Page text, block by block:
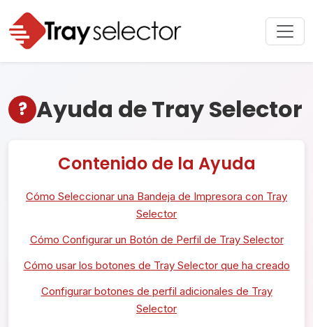
? Ayuda de Tray Selector
Contenido de la Ayuda
Cómo Seleccionar una Bandeja de Impresora con Tray
Selector
Cómo Configurar un Botón de Perfil de Tray Selector
Cómo usar los botones de Tray Selector que ha creado
Configurar botones de perfil adicionales de Tray
Selector